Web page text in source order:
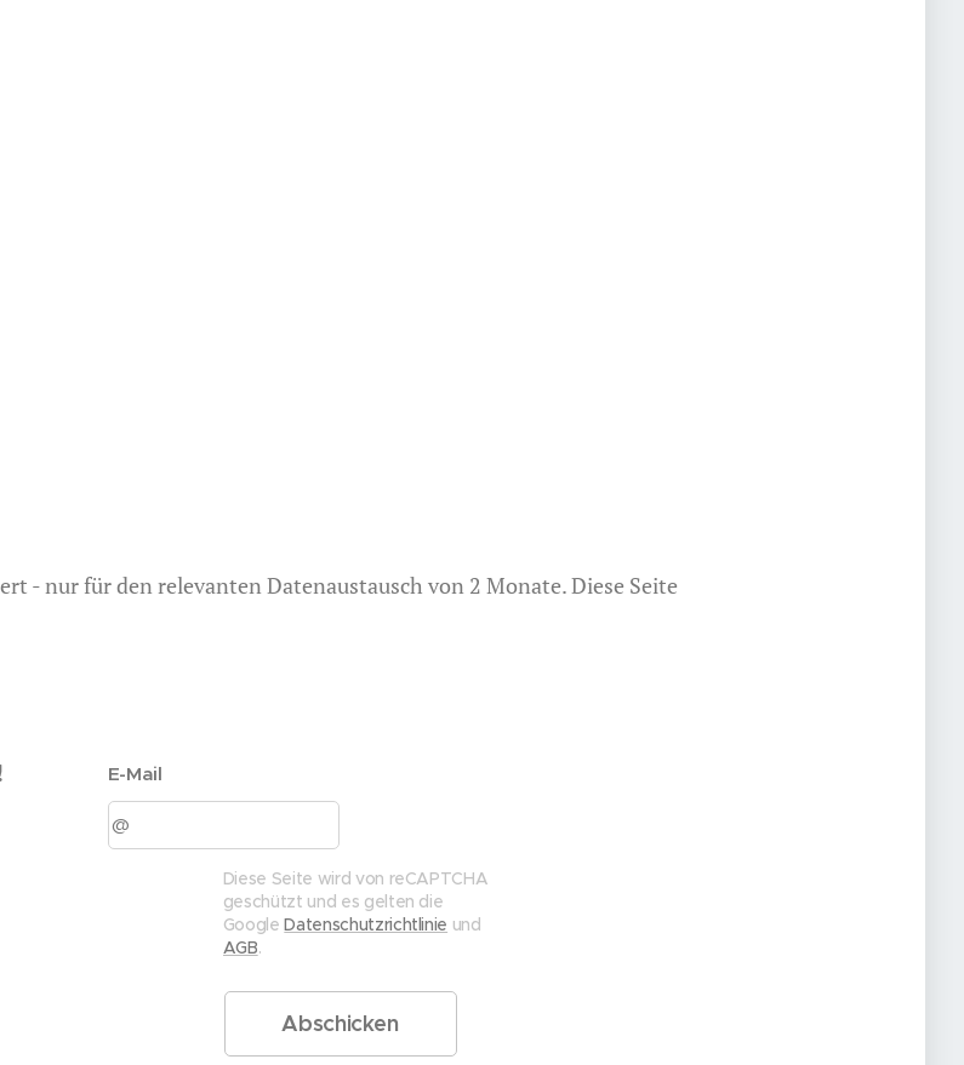
- nur für den relevanten Datenaustausch von 2 Monate. Diese Seite
E-Mail
Diese Seite wird von reCAPTCHA
geschützt und es gelten die
GoogleDatenschutzrichtlinie und
AGB.
Abschicken